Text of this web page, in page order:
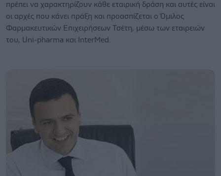
πρέπει να χαρακτηρίζουν κάθε εταιρική δράση και αυτές είναι
οι αρχές που κάνει πράξη και προασπίζεται ο Όμιλος
Φαρμακευτικών Επιχειρήσεων Τσέτη, μέσω των εταιρειών
του, Uni-pharma και InterMed.